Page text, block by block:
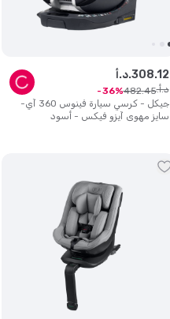
جيكل - كرسي سيارة فينوس 360 آي-
سايز مهوى آيزو فيكس - أسود
د.أ.308.12
د.أ. 482.45
36